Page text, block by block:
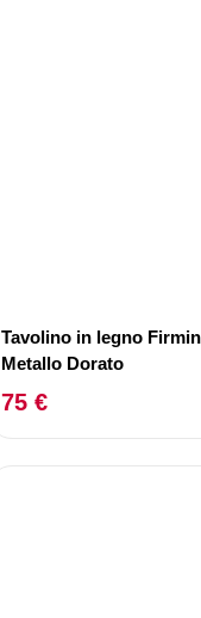
Tavolino in legno
Metallo Dorato
75 €